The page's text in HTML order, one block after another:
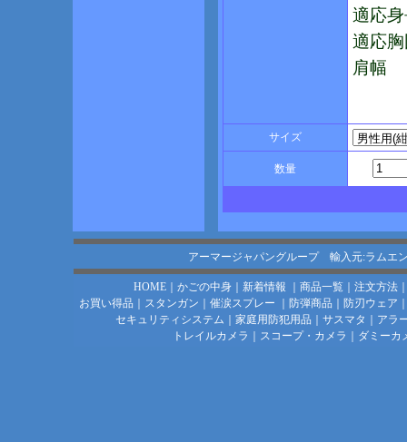
適応
適応
肩
サイズ
数量
アーマージャパングループ 輸入元:ラムエ
HOME｜ かごの中身｜ 新着情報 商品一覧｜ 注文方法
お買い得品
スタンガン 催涙スプレー 防弾商品 防刃ウェア
セキュリティシステム
家庭用防犯用品 サスマタ
アラ
トレイルカメラ
スコープ・カメラ ダミーカ